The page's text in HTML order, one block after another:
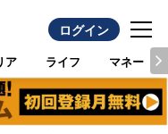
ログイン
ア ライフ マネー